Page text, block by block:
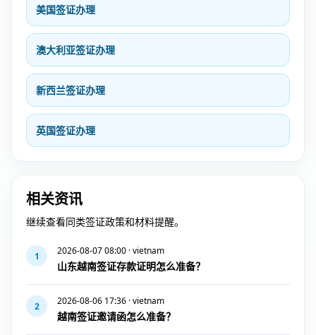
美国签证办理
澳大利亚签证办理
新西兰签证办理
英国签证办理
相关资讯
继续查看同类签证政策和材料提醒。
1 2026-08-07 08:00 · vietnam
山东越南签证存款证明怎么准备？
2 2026-08-06 17:36 · vietnam
越南签证邀请函怎么准备？